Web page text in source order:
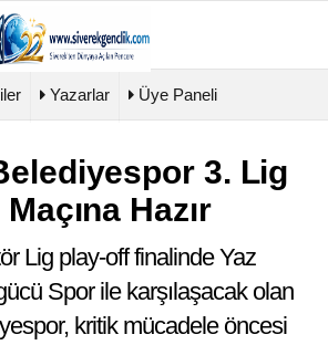
Biyografiler
Köşe
Yazarları
Video
Foto
Galeri
Künye
İletişim
Politikası
İlkeleri
Yazarlar Üye Paneli
3. Lig
Hazır
Lig play-off finalinde Yaz
Spor ile karşılaşacak olan
kritik mücadele öncesi